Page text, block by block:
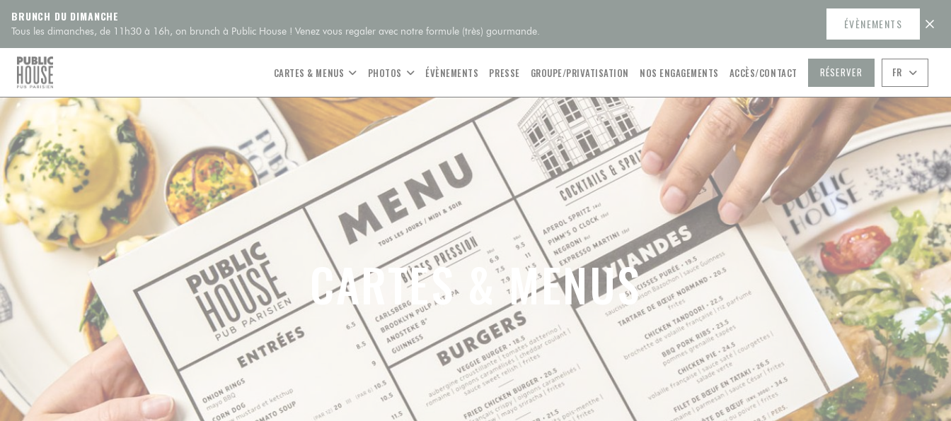
BRUNCH DU DIMANCHE
Tous les dimanches, de 11h30 à 16h, on brunch à Public House ! Venez vous regaler avec notre formule (très) gourmande.
ÉVÈNEMENTS
CARTES & MENUS PHOTOS ÉVÈNEMENTS PRESSE GROUPE/PRIVATISATION NOS ENGAGEMENTS ((OUVRE UNE NOUVELLE FENÊTRE))
ACCÈS/CONTACT RÉSERVER FR
CARTES & MENUS